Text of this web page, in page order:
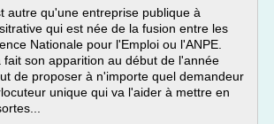
autre qu'une entreprise publique à
qui est née de la fusion entre les
Nationale pour l'Emploi ou l'ANPE.
fait son apparition au début de l'année
de proposer à n'importe quel demandeur
unique qui va l'aider à mettre en